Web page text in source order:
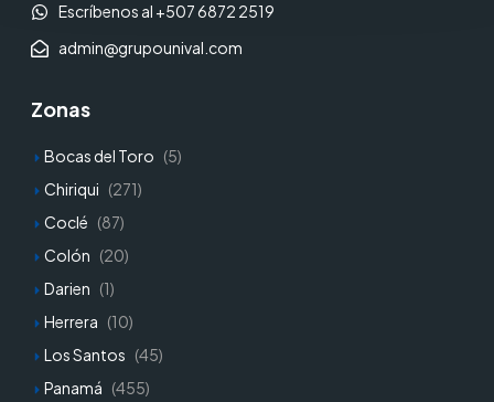
Escríbenos al +507 6872 2519
admin@grupounival.com
Zonas
Bocas del Toro (5)
Chiriqui (271)
Coclé (87)
Colón (20)
Darien (1)
Herrera (10)
Los Santos (45)
Panamá (455)